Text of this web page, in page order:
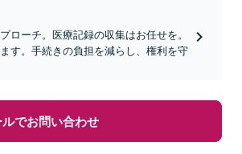
ローチ。医療記録の収集はお任せを。
す。手続きの負担を減らし、権利を守
ルでお問い合わせ